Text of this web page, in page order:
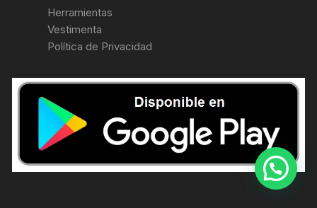
Herramientas
Vestimenta
Política de Privacidad